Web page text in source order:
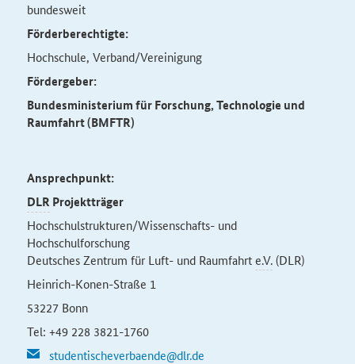
bundesweit
Förderberechtigte:
Hochschule, Verband/Vereinigung
Fördergeber:
Bundesministerium für Forschung, Technologie und
Raumfahrt (BMFTR)
Ansprechpunkt:
DLR Projektträger
Hochschulstrukturen/Wissenschafts- und
Hochschulforschung
Deutsches Zentrum für Luft- und Raumfahrte.V.(DLR)
Heinrich-Konen-Straße 1
53227 Bonn
Tel: +49 228 3821-1760
studentischeverbaende@dlr.de